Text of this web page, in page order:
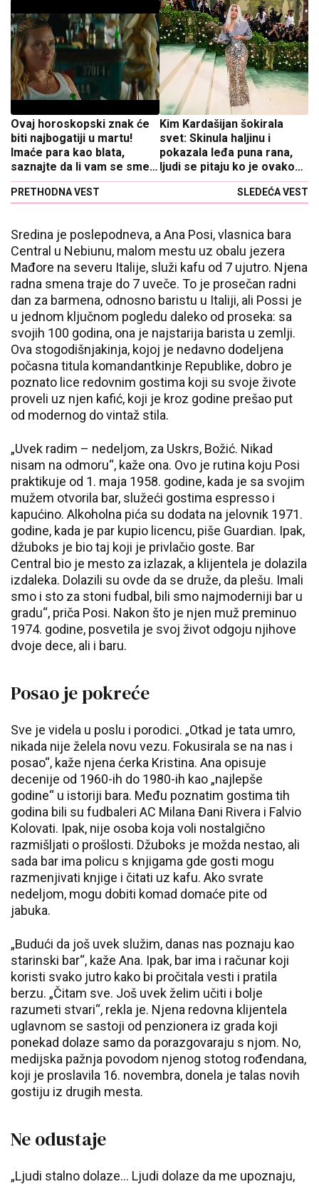
Ovaj horoskopski znak će
biti najbogatiji u martu!
Imaće para kao blata,
saznajte da li vam se smeši
velika sreća
PRETHODNA VEST
Kim Kardašijan šokirala
svet: Skinula haljinu i
pokazala leđa puna rana,
ljudi se pitaju ko je ovako
mučio!
SLEDEĆA VEST
Sredina je poslepodneva, a Ana Posi, vlasnica bara
Central u Nebiunu, malom mestu uz obalu jezera
Mađore na severu Italije, služi kafu od 7 ujutro. Njena
radna smena traje do 7 uveče. To je prosečan radni
dan za barmena, odnosno baristu u Italiji, ali Possi je
u jednom ključnom pogledu daleko od proseka: sa
svojih 100 godina, ona je najstarija barista u zemlji.
Ova stogodišnjakinja, kojoj je nedavno dodeljena
počasna titula komandantkinje Republike, dobro je
poznato lice redovnim gostima koji su svoje živote
proveli uz njen kafić, koji je kroz godine prešao put
od modernog do vintaž stila.
„Uvek radim – nedeljom, za Uskrs, Božić. Nikad
nisam na odmoru“, kaže ona. Ovo je rutina koju Posi
praktikuje od 1. maja 1958. godine, kada je sa svojim
mužem otvorila bar, služeći gostima espresso i
kapućino. Alkoholna pića su dodata na jelovnik 1971.
godine, kada je par kupio licencu, piše Guardian. Ipak,
džuboks je bio taj koji je privlačio goste. Bar
Central bio je mesto za izlazak, a klijentela je dolazila
izdaleka. Dolazili su ovde da se druže, da plešu. Imali
smo i sto za stoni fudbal, bili smo najmoderniji bar u
gradu“, priča Posi. Nakon što je njen muž preminuo
1974. godine, posvetila je svoj život odgoju njihove
dvoje dece, ali i baru.
Posao je pokreće
Sve je videla u poslu i porodici. „Otkad je tata umro,
nikada nije želela novu vezu. Fokusirala se na nas i
posao“, kaže njena ćerka Kristina. Ana opisuje
decenije od 1960-ih do 1980-ih kao „najlepše
godine“ u istoriji bara. Među poznatim gostima tih
godina bili su fudbaleri AC Milana Đani Rivera i Falvio
Kolovati. Ipak, nije osoba koja voli nostalgično
razmišljati o prošlosti. Džuboks je možda nestao, ali
sada bar ima policu s knjigama gde gosti mogu
razmenjivati knjige i čitati uz kafu. Ako svrate
nedeljom, mogu dobiti komad domaće pite od
jabuka.
„Budući da još uvek služim, danas nas poznaju kao
starinski bar“, kaže Ana. Ipak, bar ima i računar koji
koristi svako jutro kako bi pročitala vesti i pratila
berzu. „Čitam sve. Još uvek želim učiti i bolje
razumeti stvari“, rekla je. Njena redovna klijentela
uglavnom se sastoji od penzionera iz grada koji
ponekad dolaze samo da porazgovaraju s njom. No,
medijska pažnja povodom njenog stotog rođendana,
koji je proslavila 16. novembra, donela je talas novih
gostiju iz drugih mesta.
Ne odustaje
„Ljudi stalno dolaze... Ljudi dolaze da me upoznaju,